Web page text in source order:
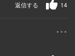
14
返信する
...